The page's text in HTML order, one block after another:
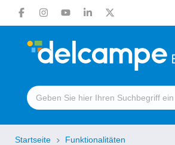
Startseite Funktionalitäten